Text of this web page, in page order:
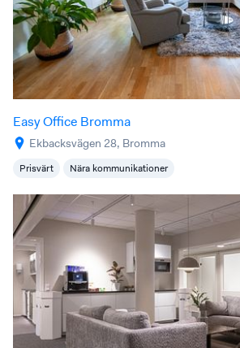
Easy Office Bromma
Ekbacksvägen 28, Bromma
Prisvärt Nära kommunikationer